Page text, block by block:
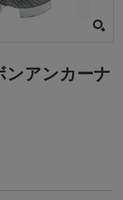
アンカーナ